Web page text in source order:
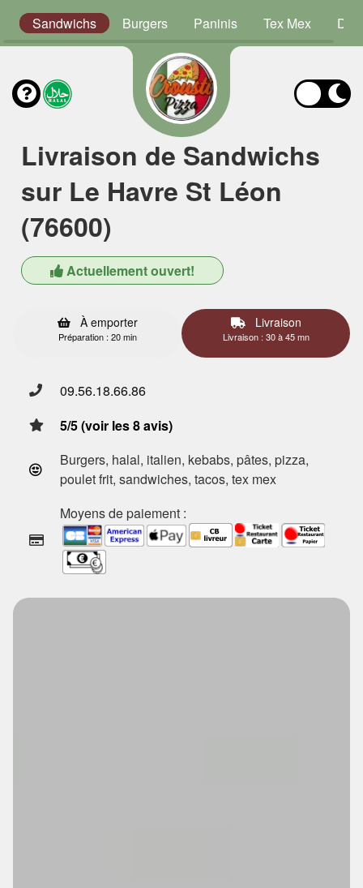
Sandwichs Burgers Paninis Tex Mex
Livraison de Sandwichs
sur Le Havre St Léon
(76600)
Actuellement ouvert!
À emporter
Préparation : 20 min
Livraison
Livraison : 30 à 45 mn
09.56.18.66.86
5/5 (voir les 8 avis)
Burgers, halal, italien, kebabs, pâtes, pizza,
poulet frit, sandwiches, tacos, tex mex
Moyens de paiement :